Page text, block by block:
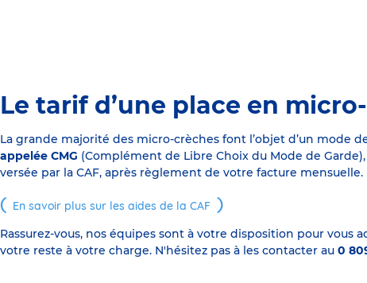
Le tarif d’une place en
La grande majorité des micro-crèches font l’objet d’un mode
appelée CMG (Complément de Libre Choix du Mode de
versée par la CAF, après règlement de votre facture
En savoir plus sur les aides de la CAF
Rassurez-vous, nos équipes sont à votre disposition pour
votre reste à votre charge. N'hésitez pas à les contacter au 0